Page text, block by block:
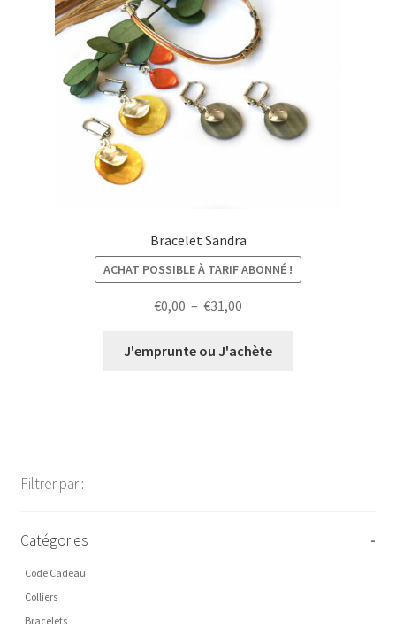
Bracelet Sandra
ACHAT POSSIBLE À TARIF ABONNÉ !
€0,00 – €31,00
prix :
J'emprunte ou J'achète
Filtrer par :
Catégories -
Code Cadeau
Colliers
Bracelets